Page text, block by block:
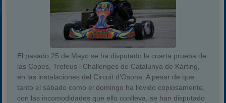
El pasado 25 de Mayo se ha disputado la cuarta prueba de
las Copes, Trofeus i Challenges de Catalunya de Kàrting,
en las instalaciones del Circuit d’Osona. A pesar de que
tanto el sábado como el domingo ha llovido copiosamente,
con las incomodidades que ello conlleva, se han disputado